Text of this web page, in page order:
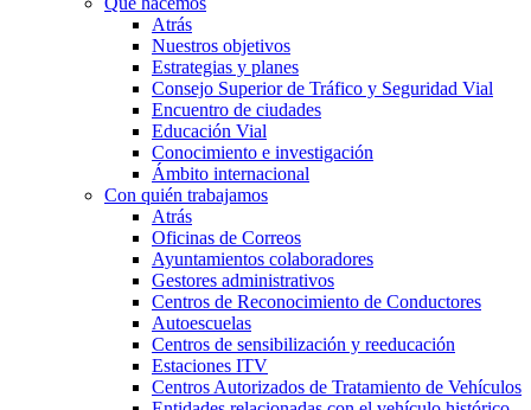
Atrás
Nuestros objetivos
Estrategias y planes
Consejo Superior de Tráfico y Seguridad Vial
Encuentro de ciudades
Educación Vial
Conocimiento e investigación
Ámbito internacional
Con quién trabajamos
Atrás
Oficinas de Correos
Ayuntamientos colaboradores
Gestores administrativos
Centros de Reconocimiento de Conductores
Autoescuelas
Centros de sensibilización y reeducación
Estaciones ITV
Centros Autorizados de Tratamiento de Vehículos